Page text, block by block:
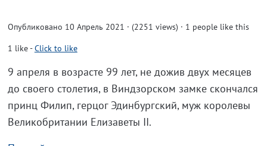
Опубликовано 10 Апрель 2021 · (2251 views) · 1 people like this
1 like-Click to like
9 апреля в возрасте 99 лет, не дожив двух месяцев
до своего столетия, в Виндзорском замке скончался
принц Филип, герцог Эдинбургский, муж королевы
Великобритании Елизаветы II.